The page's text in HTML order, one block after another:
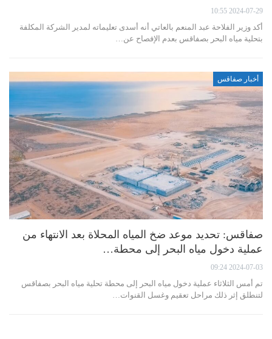
2024-07-29 10:55
أكد وزير الفلاحة عبد المنعم بالعاتي أنه أسدى تعليماته لمدير الشركة المكلفة
بتحلية مياه البحر بصفاقس بعدم الإفصاح عن…
أخبار صفاقس
صفاقس: تحديد موعد ضخ المياه المحلاة بعد الانتهاء من
عملية دخول مياه البحر إلى محطة…
2024-07-03 09:24
تم أمس الثلاثاء عملية دخول مياه البحر إلى محطة تحلية مياه البحر بصفاقس
لتنطلق إثر ذلك مراحل تعقيم وغسل القنوات…